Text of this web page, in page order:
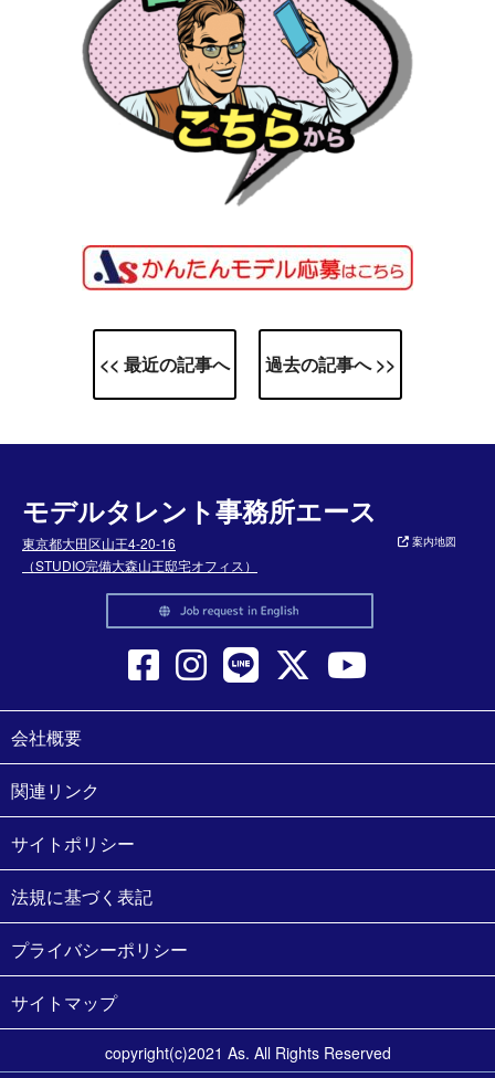
<< 最近の記事へ 過去の記事へ >>
モデルタレント事務所エース
東京都大田区山王4-20-16
（STUDIO完備大森山王邸宅オフィス）
案内地図
会社概要
関連リンク
サイトポリシー
法規に基づく表記
プライバシーポリシー
サイトマップ
copyright(c)2021 As. All Rights Reserved